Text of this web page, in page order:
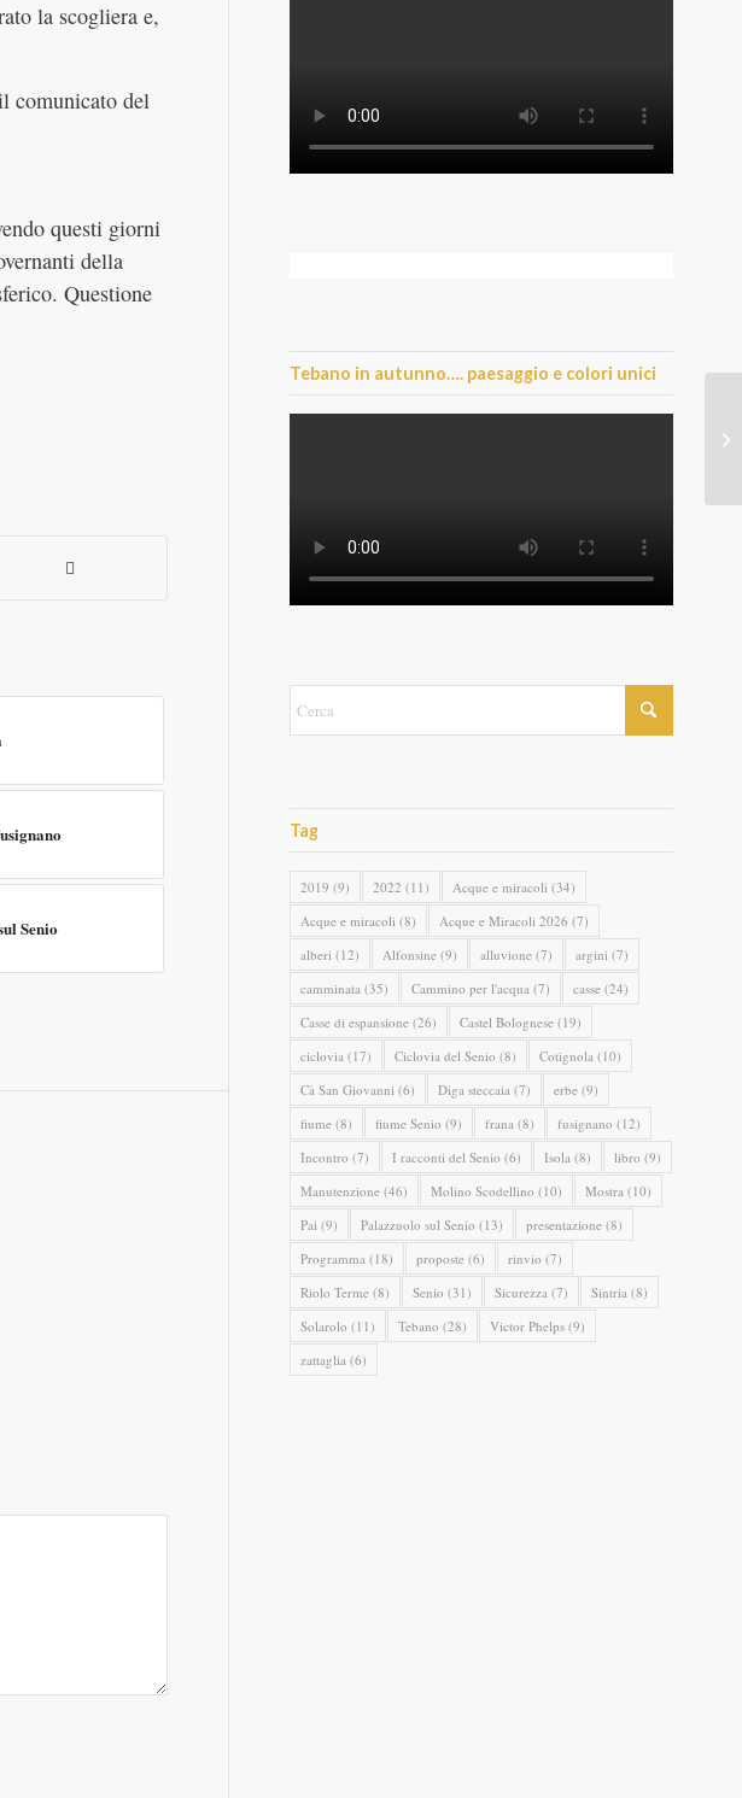
la scogliera e,
comunicato del
questi giorni
della
Questione
Senio
Tebano in autunno…. paesaggio e colori unici
Tag
2019 (9) 2022 (11) Acque e miracoli (34)
Acque e miracoli (8) Acque e Miracoli 2026 (7)
alberi (12) Alfonsine (9) alluvione (7) argini (7)
camminata (35) Cammino per l'acqua (7) casse (24)
Casse di espansione (26) Castel Bolognese (19)
ciclovia (17) Ciclovia del Senio (8) Cotignola (10)
Cà San Giovanni (6) Diga steccaia (7) erbe (9)
fiume (8) fiume Senio (9) frana (8) fusignano (12)
Incontro (7) I racconti del Senio (6) Isola (8) libro (9)
Manutenzione (46) Molino Scodellino (10) Mostra (10)
Pai (9) Palazzuolo sul Senio (13) presentazione (8)
Programma (18) proposte (6) rinvio (7)
Riolo Terme (8) Senio (31) Sicurezza (7) Sintria (8)
Solarolo (11) Tebano (28) Victor Phelps (9)
zattaglia (6)